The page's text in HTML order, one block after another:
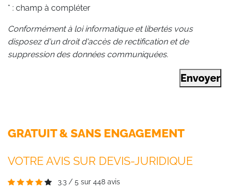
* : champ à compléter
Conformément à loi informatique et libertés vous
disposez d'un droit d'accès de rectification et de
suppression des données communiquées.
Envoyer
GRATUIT & SANS ENGAGEMENT
VOTRE AVIS SUR DEVIS-JURIDIQUE
3.3 / 5 sur 448 avis